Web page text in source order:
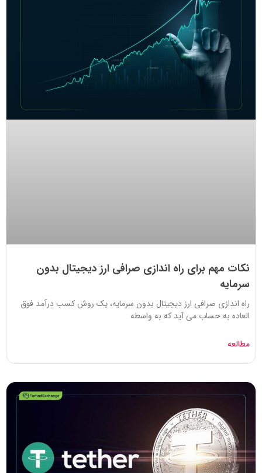
نکات مهم برای راه اندازی صرافی ارز دیجیتال بدون
سرمایه
راه اندازی صرافی ارز دیجیتال بدون سرمایه، یک روش کسب درآمد فوق
العاده به حساب می آید که به واسطه
مطالعه